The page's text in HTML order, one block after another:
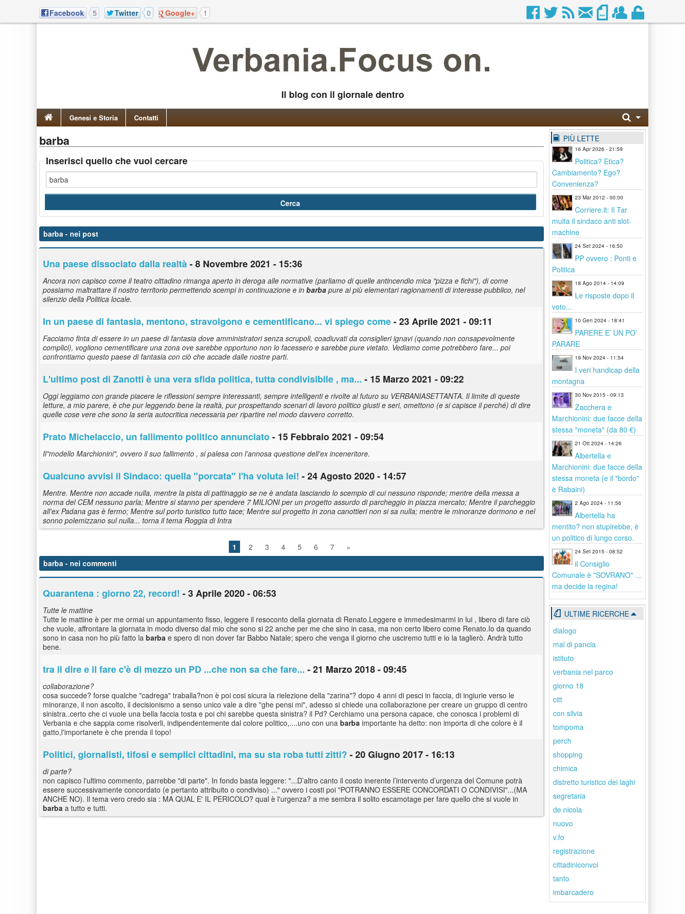
Facebook 5 Twitter 0 Google+ 1
Il blog con il giornale dentro
Genesi e Storia Contatti
barba
Inserisci quello che vuoi cercare
barba - nei post
Una paese dissociato dalla realtà- 8 Novembre 2021 - 15:36
Ancora non capisco come il teatro cittadino rimanga aperto in deroga alle normative (parliamo di quelle antincendio mica "pizza e fichi"), di come
possiamo maltrattare il nostro territorio permettendo scempi in continuazione e in barba pure ai più elementari ragionamenti di interesse pubblico, nel
silenzio della Politica locale.
In un paese di fantasia, mentono, stravolgono e cementificano... vi spiego come- 23 Aprile 2021 - 09:11
Facciamo finta di essere in un paese di fantasia dove amministratori senza scrupoli, coadiuvati da consiglieri ignavi (quando non consapevolmente
complici), vogliono cementificare una zona ove sarebbe opportuno non lo facessero e sarebbe pure vietato. Vediamo come potrebbero fare... poi
confrontiamo questo paese di fantasia con ciò che accade dalle nostre parti.
L'ultimo post di Zanotti è una vera sfida politica, tutta condivisibile , ma... - 15 Marzo 2021 - 09:22
Oggi leggiamo con grande piacere le riflessioni sempre interessanti, sempre intelligenti e rivolte al futuro su VERBANIASETTANTA. Il limite di queste
letture, a mio parere, è che pur leggendo bene la realtà, pur prospettando scenari di lavoro politico giusti e seri, omettono (e si capisce il perché) di dire
quelle cose vere che sono la seria autocritica necessaria per ripartire nel modo davvero corretto.
Prato Michelaccio, un fallimento politico annunciato- 15 Febbraio 2021 - 09:54
Il"modello Marchionini", ovvero il suo fallimento , si palesa con l'annosa questione dell'ex inceneritore.
Qualcuno avvisi il Sindaco: quella "porcata" l'ha voluta lei! - 24 Agosto 2020 - 14:57
Mentre. Mentre non accade nulla, mentre la pista di pattinaggio se ne è andata lasciando lo scempio di cui nessuno risponde; mentre della messa a
norma del CEM nessuno parla; Mentre si stanno per spendere 7 MILIONI per un progetto assurdo di parcheggio in piazza mercato; Mentre il parcheggio
all'ex Padana gas è fermo; Mentre sul porto turistico tutto tace; Mentre sul progetto in zona canottieri non si sa nulla; mentre le minoranze dormono e nel
sonno polemizzano sul nulla... torna il tema Roggia di Intra
1 2 3 4 5 6 7
»
barba - nei commenti
Quarantena : giorno 22, record! - 3 Aprile 2020 - 06:53
Tutte le mattine
Tutte le mattine è per me ormai un appuntamento fisso, leggere il resoconto della giornata di Renato.Leggere e immedesimarmi in lui , libero di fare ciò
che vuole, affrontare la giornata in modo diverso dal mio che sono si 22 anche per me che sino in casa, ma non certo libero come Renato.Io da quando
sono in casa non ho più fatto la barba e spero di non dover far Babbo Natale; spero che venga il giorno che usciremo tutti e io la taglierò. Andrà tutto
bene.
tra il dire e il fare c'è di mezzo un PD ...che non sa che fare... - 21 Marzo 2018 - 09:45
collaborazione?
cosa succede? forse qualche "cadrega" traballa?non è poi cosi sicura la rielezione della "zarina"? dopo 4 anni di pesci in faccia, di ingiurie verso le
minoranze, il non ascolto, il decisionismo a senso unico vale a dire "ghe pensi mi", adesso si chiede una collaborazione per creare un gruppo di centro
sinistra..certo che ci vuole una bella faccia tosta e poi chi sarebbe questa sinistra? il Pd? Cerchiamo una persona capace, che conosca i problemi di
Verbania e che sappia come risolverli, indipendentemente dal colore politico,....uno con una barba importante ha detto: non importa di che colore è il
gatto,l'importanete è che prenda il topo!
Politici, giornalisti, tifosi e semplici cittadini, ma su sta roba tutti zitti? - 20 Giugno 2017 - 16:13
di parte?
non capisco l'ultimo commento, parrebbe "di parte". In fondo basta leggere: "...D’altro canto il costo inerente l’intervento d’urgenza del Comune potrà
essere successivamente concordato (e pertanto attribuito o condiviso) ..." ovvero i costi poi "POTRANNO ESSERE CONCORDATI O CONDIVISI"...(MA
ANCHE NO). Il tema vero credo sia : MA QUAL E' IL PERICOLO? qual è l'urgenza? a me sembra il solito escamotage per fare quello che si vuole in
barba a tutto e tutti.
PIÙ LETTE
16 Apr 2026 - 21:59
Politica? Etica?
Cambiamento? Ego?
Convenienza?
23 Mar 2012 - 00:00
Corriere.it: Il Tar
multa il sindaco anti slot-
machine
24 Set 2024 - 16:50
PP ovvero : Ponti e
Politica
18 Ago 2014 - 14:09
Le risposte dopo il
voto...
10 Gen 2024 - 18:41
PARERE E’ UN PO’
PARARE
19 Nov 2024 - 11:54
I veri handicap della
montagna
30 Nov 2015 - 09:13
Zacchera e
Marchionini: due facce della
stessa "moneta" (da 80 €)
21 Ott 2024 - 14:26
Albertella e
Marchionini: due facce della
stessa moneta (e il "bordo"
è Rabaini)
2 Ago 2024 - 11:56
Albertella ha
mentito? non stupirebbe, è
un politico di lungo corso.
24 Set 2015 - 08:52
il Consiglio
Comunale è "SOVRANO" ...
ma decide la regina!
ULTIME RICERCHE
dialogo
mal di pancia
istituto
verbania nel parco
giorno 18
citt
con silvia
tompoma
perch
shopping
chimica
distretto turistico dei laghi
segretaria
de nicola
nuovo
v.fo
registrazione
cittadiniconvoi
tanto
imbarcadero